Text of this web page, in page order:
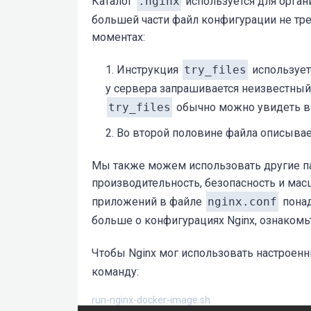
        }
gzip on;
gzip_vary
gzip_http_version
1.0;
gzip_types
большей части файл конфигурации не
моментах:
Инструкция try_files
у сервера запрашивается
try_files обычно можно увидеть
Во второй половине файла
Мы также можем использовать другие
производительность, безопасность и
приложений в файле nginx.conf
больше о конфигурациях Nginx,
Чтобы Nginx мог использовать
команду:
run-nginx-docker-image.sh